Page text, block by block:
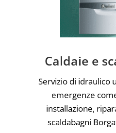
Caldaie e
Servizio di idraulico
emergenze
installazione,
scaldabagni